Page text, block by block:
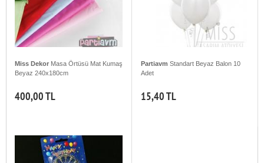
Miss Dekor Masa Örtüsü Mat Kumaş
Beyaz 240x180cm
400,00 TL
Partiavm Standart Beyaz Balon 10
Adet
15,40 TL